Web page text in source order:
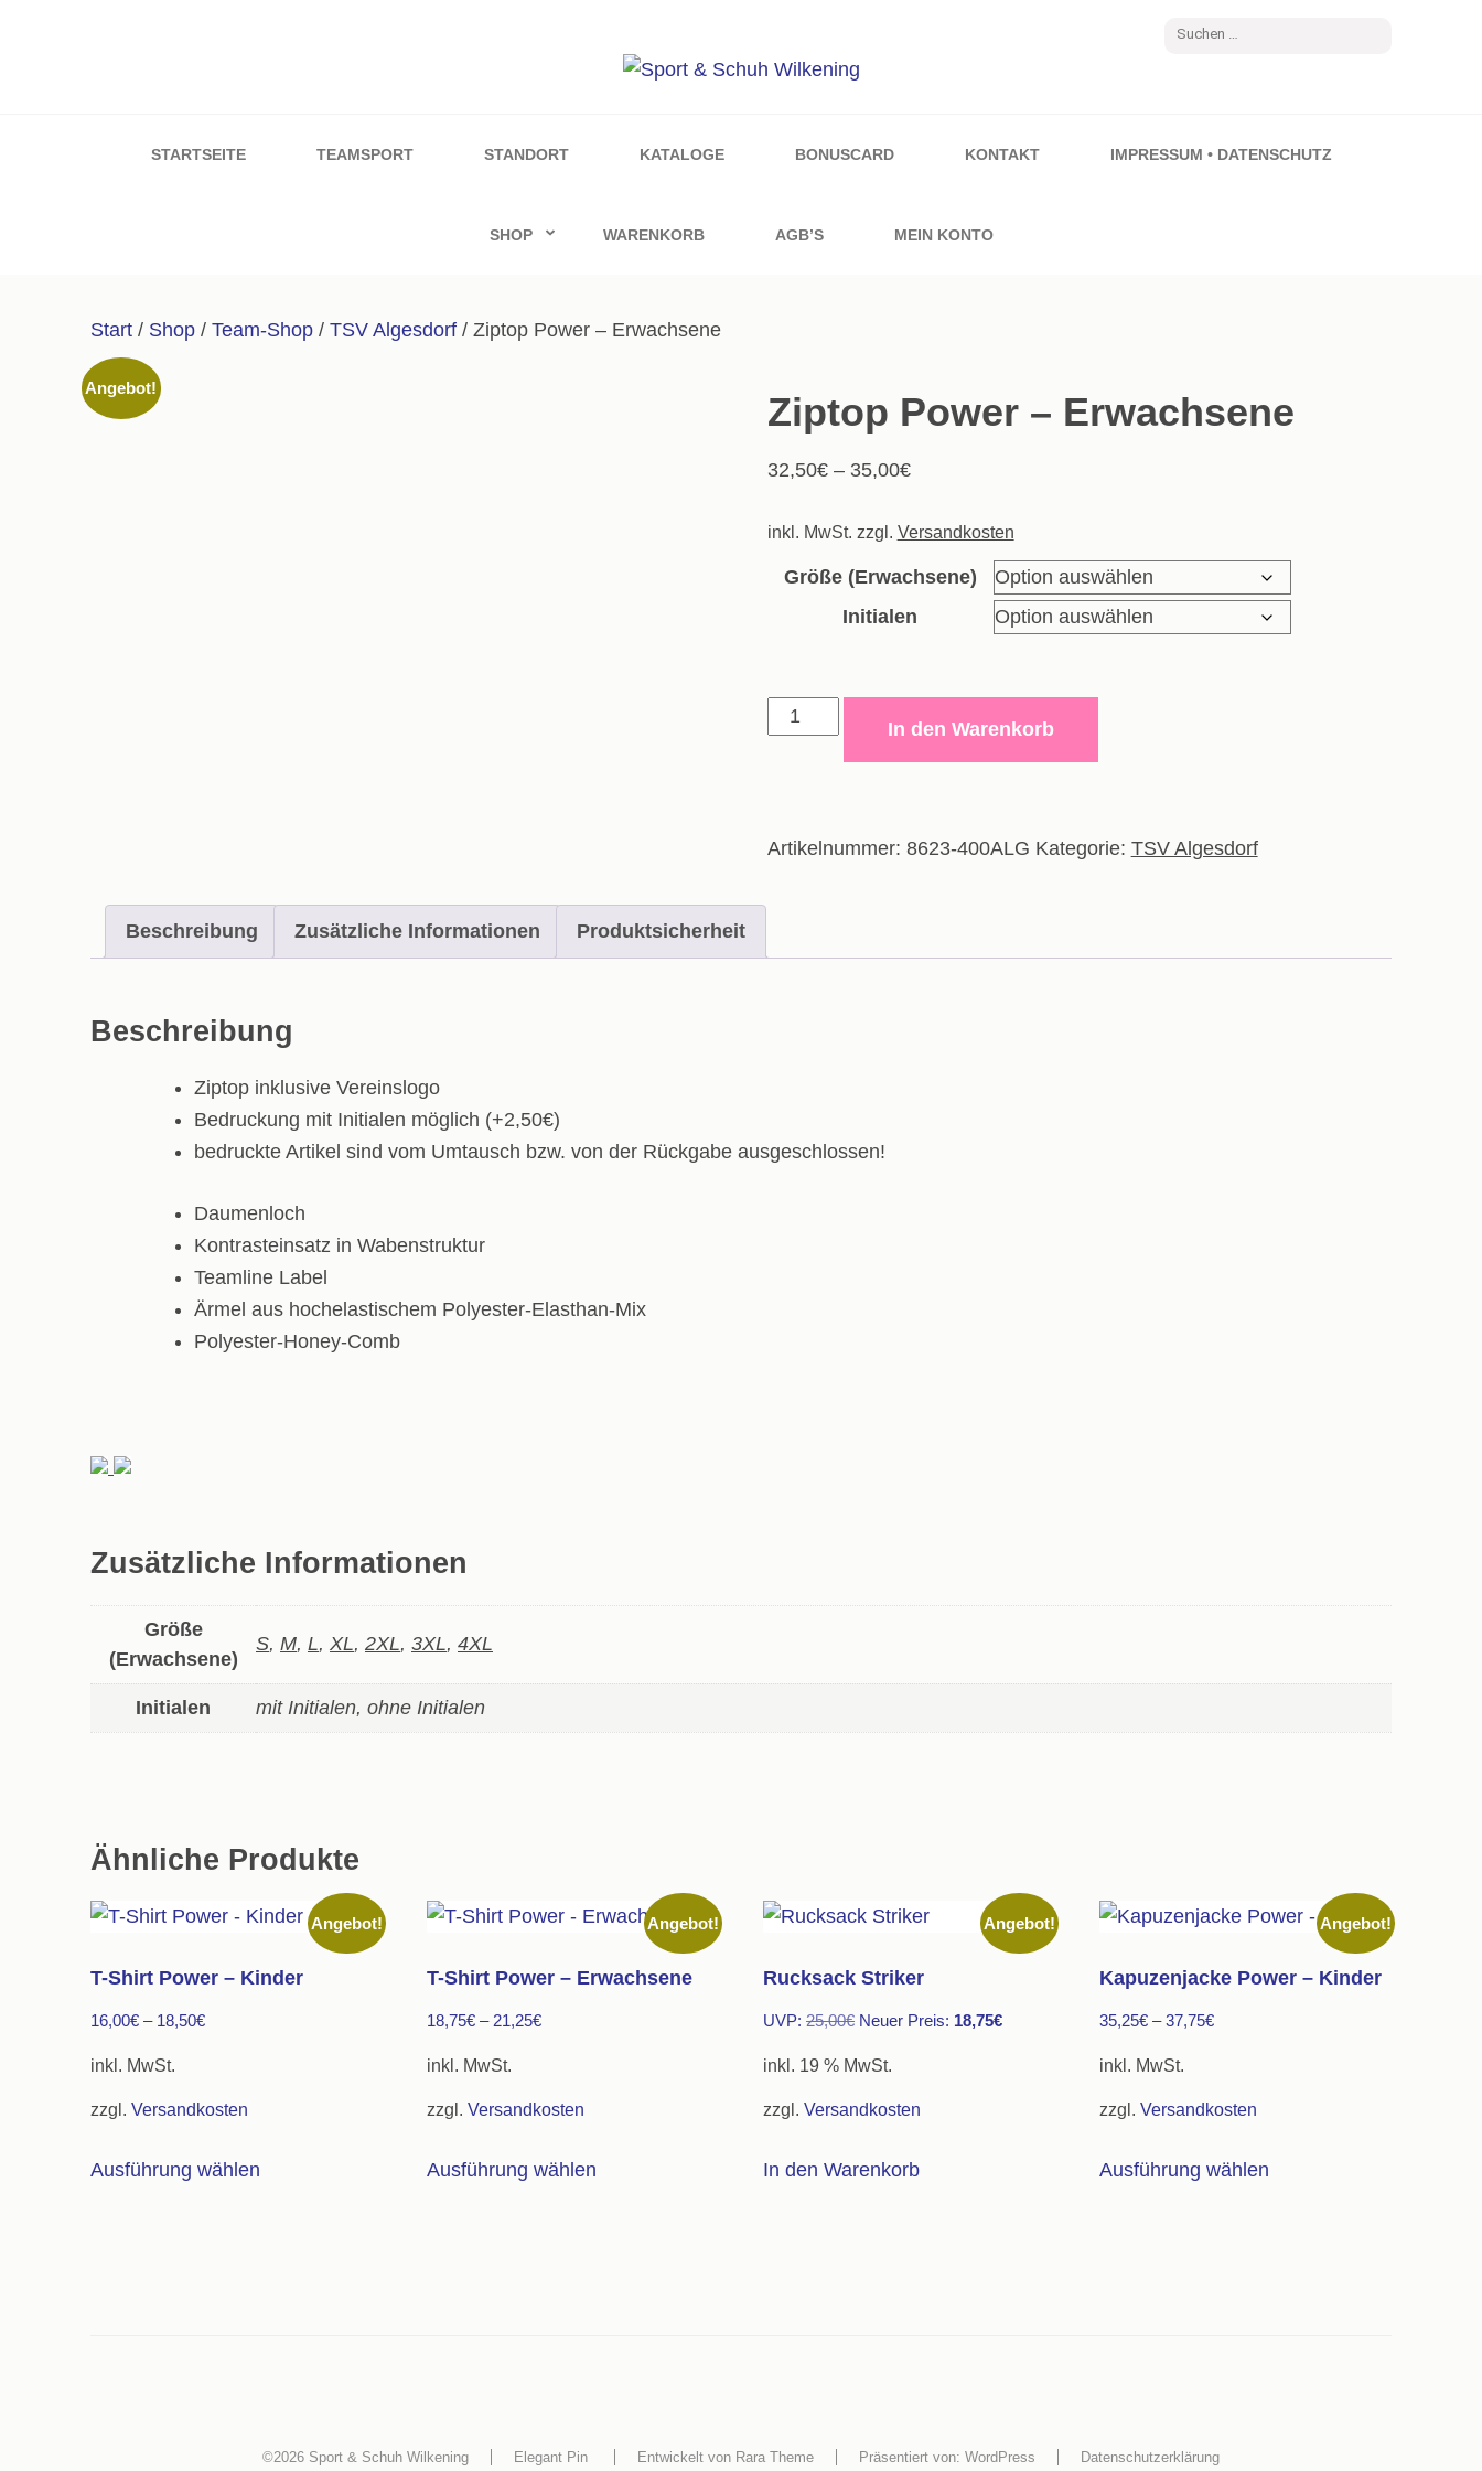
STARTSEITE TEAMSPORT STANDORT KATALOGE BONUSCARD KONTAKT IMPRESSUM • DATENSCHUTZ
SHOP WARENKORB AGB’S MEIN KONTO
Start / Shop / Team-Shop / TSV Algesdorf / Ziptop Power – Erwachsene
Angebot!
Ziptop Power – Erwachsene
32,50€– 35,00€
inkl. MwSt. zzgl. Versandkosten
Größe (Erwachsene)
Initialen
Ziptop
Menge
In den Warenkorb
Artikelnummer: 8623-400ALG Kategorie: TSV Algesdorf
Beschreibung Zusätzliche Informationen Produktsicherheit
Beschreibung
Ziptop inklusive Vereinslogo
Bedruckung mit Initialen möglich (+2,50€)
bedruckte Artikel sind vom Umtausch bzw. von der Rückgabe ausgeschlossen!
Daumenloch
Kontrasteinsatz in Wabenstruktur
Teamline Label
Ärmel aus hochelastischem Polyester-Elasthan-Mix
Polyester-Honey-Comb
Zusätzliche Informationen
Größe
(Erwachsene)
S, M, L, XL, 2XL, 3XL, 4XL
Initialen mit Initialen, ohne Initialen
Ähnliche Produkte
Angebot!
T-Shirt Power – Kinder
16,00€ – 18,50€
inkl. MwSt.
zzgl. Versandkosten
Ausführung wählen
Angebot!
T-Shirt Power – Erwachsene
18,75€ – 21,25€
inkl. MwSt.
zzgl.Versandkosten
Ausführung wählen
Angebot!
Rucksack Striker
UVP: 25,00€ Ursprünglicher
25,00€
Neuer Preis: 18,75€Aktueller
inkl. 19 % MwSt.
zzgl.Versandkosten
In den Warenkorb
Angebot!
Kapuzenjacke Power – Kinder
35,25€ –37,75€
inkl. MwSt.
zzgl.Versandkosten
Ausführung wählen
©2026 Sport & Schuh Wilkening Elegant Pin Entwickelt von Rara Theme Präsentiert von: WordPress Datenschutzerklärung